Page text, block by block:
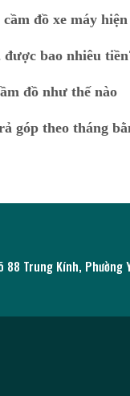
đồ xe máy
được bao nhiêu
đồ như thế nào
góp theo tháng
88 Trung Kính, Phường